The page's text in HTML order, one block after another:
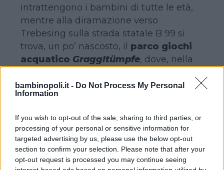
bambinopoli.it - Do Not Process My Personal
Information
If you wish to opt-out of the sale, sharing to third parties, or
processing of your personal or sensitive information for
targeted advertising by us, please use the below opt-out
section to confirm your selection. Please note that after your
opt-out request is processed you may continue seeing
intrattengono i bambini di tutte le età,
mentre alla diramazione verso
Trebesing sulla strada statale B 99 si
trova, un po’ nascosto, il parco giochi
acquatico Graggltümpfe, dove, nella
sguazzare tutto il giorno divertendosi
come matti per l’intera giornata.
Passeggiando lungo il sentiero delle
fate: la Märchenwandermeile